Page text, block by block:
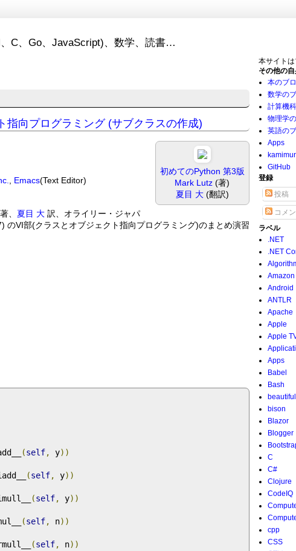
C、Go、JavaScript)、数学、読書…
指向プログラミング (サブクラスの作成)
初めてのPython 第3版
Mark Lutz (著)
夏目 大(翻訳)
Emacs(Text Editor)
、 夏目 大訳、オライリー・ジャパ
のVI部(クラスとオブジェクト指向プログラミング)のまとめ演習
(self, y))
(self, y))
(self, y))
(self, n))
(self, n))
本サイトは
その他の
本のブ
数学の
計算機
物理学
英語の
Apps
GitHub
登録
投稿
コメン
ラベル
.NET
.NET
Amazon
Android
ANTLR
Apache
Apple
Apple
Apps
Babel
Bash
bison
Blazor
Blogger
C
C#
Clojure
CodeIQ
cpp
CSS